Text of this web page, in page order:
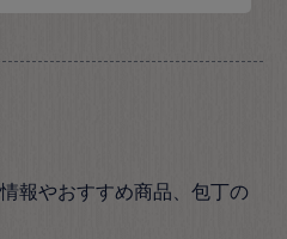
報やおすすめ商品、包丁の